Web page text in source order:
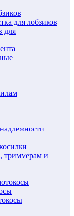
для лобзиков
для
триммерам и